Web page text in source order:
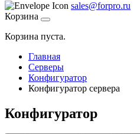
sales@forpro.ru
Корзина
Корзина пуста.
Главная
Серверы
Конфигуратор
Конфигуратор сервера
Конфигуратор